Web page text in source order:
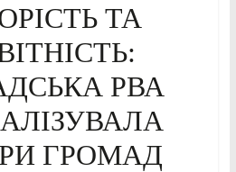
ТА
РВА
ГРОМАД